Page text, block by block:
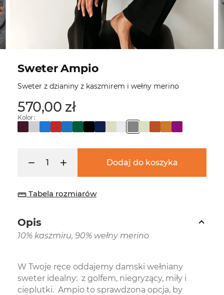
Sweter Ampio
Sweter z dzianiny z kaszmirem i wełny merino
570,00 zł
Kolor :
Dodaj do koszyka
straighten Tabela rozmiarów
Opis
10% kaszmiru, 90% wełny merino
W Twoje ręce oddajemy damski wełniany
sweter idealny: z golfem, niegryzący, miły i
cieplutki. Ampio to sprawdzona opcja, by